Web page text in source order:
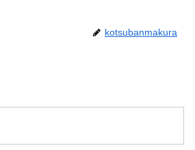
kotsubanmakura